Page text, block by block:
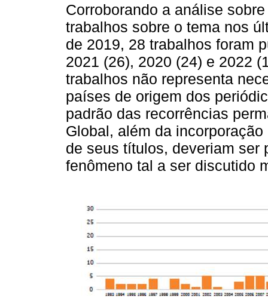
Corroborando a análise
trabalhos sobre o tema nos
de 2019, 28 trabalhos foram
2021 (26), 2020 (24) e 2022
trabalhos não representa
países de origem dos
padrão das recorrências
Global, além da
de seus títulos, deveriam ser
fenômeno tal a ser discutido